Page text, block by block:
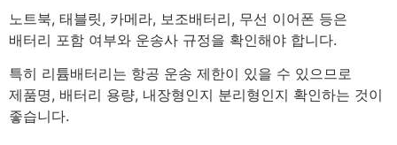
노트북, 태블릿, 카메라, 보조배터리, 무선 이어폰 등은
배터리 포함 여부와 운송사 규정을 확인해야 합니다.
특히 리튬배터리는 항공 운송 제한이 있을 수 있으므로
제품명, 배터리 용량, 내장형인지 분리형인지 확인하는 것이
좋습니다.